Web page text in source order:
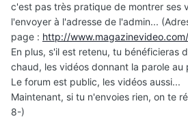
c'est pas très pratique de montrer ses
l'envoyer à l'adresse de l'admin...
page : http://
En plus, s'il est retenu, tu bénéficieras
chaud, les vidéos donnant la parole au
Le forum est public, les vidéos aussi...
Maintenant, si tu n'envoies rien, on te
8-)